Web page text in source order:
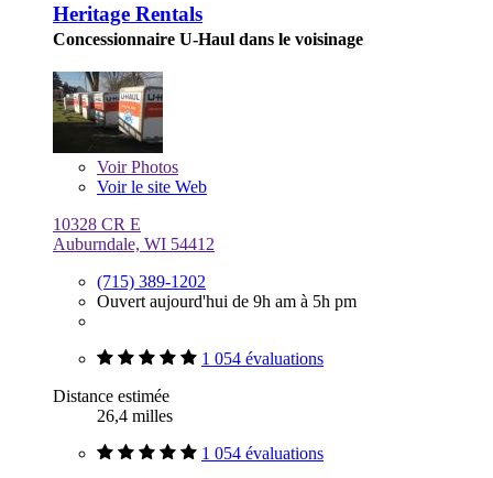
Heritage Rentals
Concessionnaire U-Haul dans le voisinage
VoirPhotos
Voir le site Web
10328 CR E
Auburndale, WI 54412
(715) 389-1202
Ouvert aujourd'hui de 9h am à 5h pm
1 054 évaluations
Distance estimée
26,4 milles
1 054 évaluations